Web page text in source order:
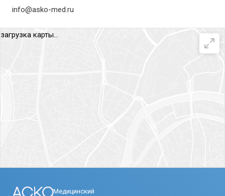
info@asko-med.ru
загрузка карты...
Медицинский